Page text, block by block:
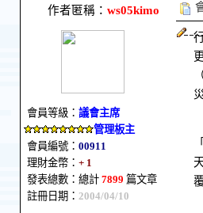
作者匿稱： ws05kimo
會員等級： 議會主席
管理板主
會員編號： 00911
理財金幣： + 1
發表總數：總計 7899 篇文章
註冊日期： 2004/04/10